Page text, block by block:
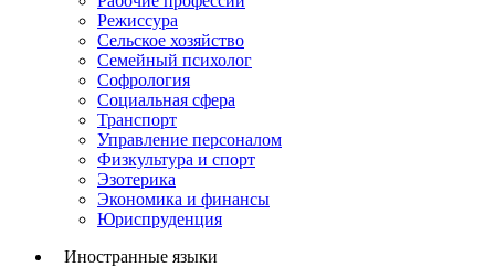
Режиссура
Сельское хозяйство
Семейный психолог
Софрология
Социальная сфера
Транспорт
Управление персоналом
Физкультура и спорт
Эзотерика
Экономика и финансы
Юриспруденция
Иностранные языки